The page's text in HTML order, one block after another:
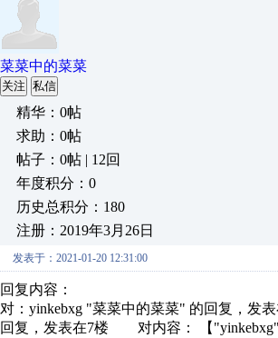
菜菜中的菜菜
关注 私信
精华：0帖
求助：0帖
帖子：0帖 | 12回
年度积分：0
历史总积分：180
注册：2019年3月26日
发表于：2021-01-20 12:31:00
回复内容：
对：yinkebxg "菜菜中的菜菜" 的回复，
回复，发表在7楼 对内容： 【